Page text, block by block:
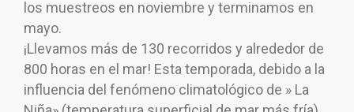
los muestreos en noviembre y terminamos en
mayo.
¡Llevamos más de 130 recorridos y alrededor de
800 horas en el mar! Esta temporada, debido a la
influencia del fenómeno climatológico de » La